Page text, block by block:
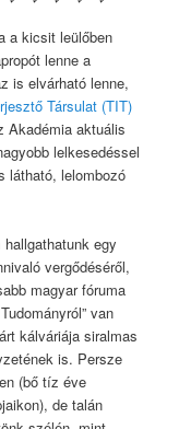
a kicsit leülőben
lenne a
is elvárható lenne,
Társulat (TIT)
Akadémia aktuális
lelkesedéssel
látható, lelombozó
egy
vergődéséről,
magyar fóruma
van
kálváriája siralmas
is. Persze
(bő tíz éve
de talán